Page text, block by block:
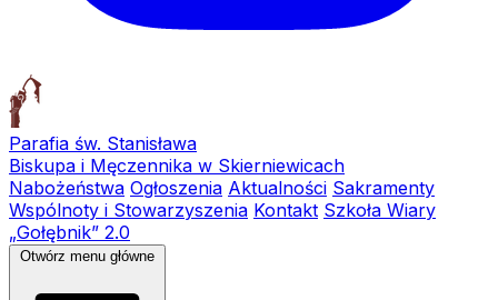
Parafia św. Stanisława
Biskupa i Męczennika w Skierniewicach
Nabożeństwa Ogłoszenia Aktualności Sakramenty
Wspólnoty i Stowarzyszenia Kontakt Szkoła Wiary
„Gołębnik” 2.0
Otwórz menu główne